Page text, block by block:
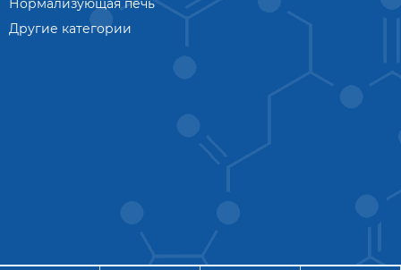
Нормализующая печь
Другие категории